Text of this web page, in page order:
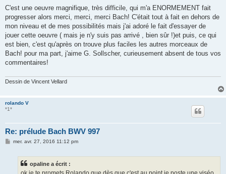
s
a
g
C'est une oeuvre magnifique, très difficile, qui m'a ENORMEMENT fait
progresser alors merci, merci, merci Bach! C'était tout à fait en dehors de
mon niveau et de mes possibilités mais j'ai adoré le fait d'essayer de
jouer cette oeuvre ( mais je n'y suis pas arrivé , bien sûr !)et puis, ce qui
est bien, c'est qu'après on trouve plus faciles les autres morceaux de
Bach! pour ma part, j'aime G. Sollscher, curieusement absent de tous vos
commentaires!
Dessin de Vincent Vellard
rolando V
*1*
Re: prélude Bach BWV 997
Mmer. avr. 27, 2016 11:12 pm
opaline a écrit :